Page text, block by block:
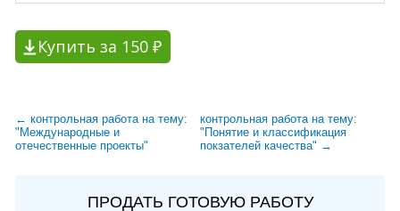
Купить за 150 ₽
← контрольная работа на тему:
"Международные и
отечественные проекты"
контрольная работа на тему:
"Понятие и классификация
покзателей качества" →
ПРОДАТЬ ГОТОВУЮ РАБОТУ